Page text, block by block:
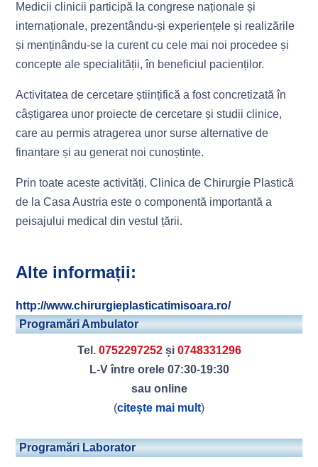
Medicii clinicii participă la congrese naționale și
internaționale, prezentându-și experiențele și realizările
și menținându-se la curent cu cele mai noi procedee și
concepte ale specialității, în beneficiul pacienților.
Activitatea de cercetare științifică a fost concretizată în
câștigarea unor proiecte de cercetare și studii clinice,
care au permis atragerea unor surse alternative de
finanțare și au generat noi cunoștințe.
Prin toate aceste activități, Clinica de Chirurgie Plastică
de la Casa Austria este o componentă importantă a
peisajului medical din vestul țării.
Alte informații:
http://www.chirurgieplasticatimisoara.ro/
Programări Ambulator
Tel. 0752297252și 0748331296
L-V între orele 07:30-19:30
sau online
(citește mai mult)
Programări Laborator